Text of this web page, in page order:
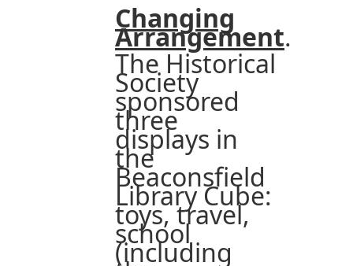
Changing
Arrangement.
The Historical
Society
sponsored
three
displays in
the
Beaconsfield
Library Cube:
toys, travel,
school
(including